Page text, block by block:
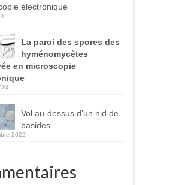
électronique
La paroi des spores des
hyménomycètes
en microscopie
Vol au-dessus d’un nid de
basides
2022